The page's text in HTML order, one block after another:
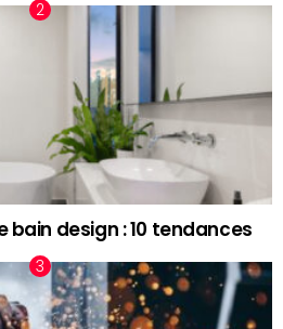
bain design : 10 tendances